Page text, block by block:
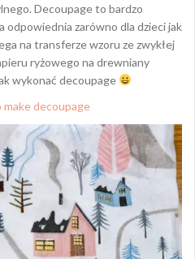
Decoupage to bardzo
odpowiednia zarówno dla dzieci jak
na transferze wzoru ze zwykłej
ryżowego na drewniany
wykonać decoupage
decoupage